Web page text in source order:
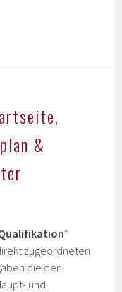
&
“
zugeordneten
die den
und